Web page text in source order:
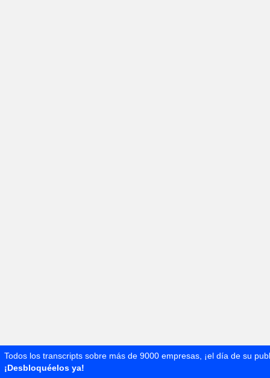
Todos los transcripts sobre más de 9000 empresas, ¡el día de su
¡Desbloquéelos ya!